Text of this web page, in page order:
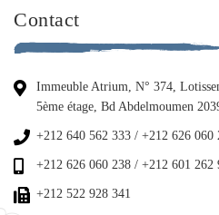
Contact
Immeuble Atrium, N° 374,
5ème étage, Bd Abdelmoumen
+212 640 562 333 / +212 626 060
+212 626 060 238 / +212 601 262
+212 522 928 341